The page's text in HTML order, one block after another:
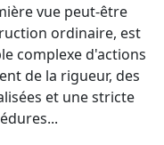
vue peut-être
ordinaire, est
complexe d'actions
de la rigueur, des
et une stricte